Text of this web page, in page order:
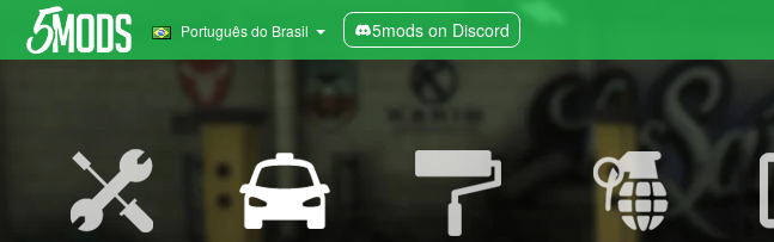
Português do Brasil 5mods on Discord